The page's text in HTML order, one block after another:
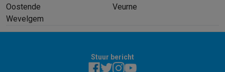
Oostende
Veurne
Wevelgem
Stuur bericht